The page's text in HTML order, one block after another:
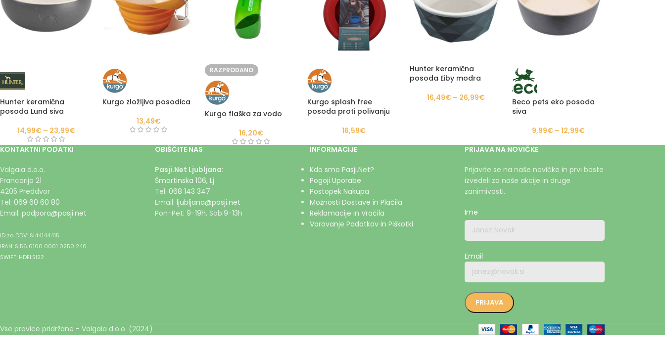
Hunter keramična
posoda Lund siva
14,99€ – 23,99€
Kurgo zložljiva posodica
13,49€
RAZPRODANO
Kurgo flaška za vodo
16,20€
Kurgo splash free
posoda proti polivanju
16,59€
Hunter keramična
posoda Eiby modra
16,49€ – 26,99€
Beco pets eko posoda
siva
9,99€ – 12,99€
KONTAKTNI PODATKI
Valgaia d.o.o.
Francarija 21
4205 Preddvor
Tel: 069 60 60 80
Email: podpora@pasji.net
ID za DDV: SI44144415
IBAN: SI56 6100 0001 0250 240
SWIFT: HDELSI22
OBIŠČITE NAS
Pasji.Net Ljubljana:
Šmartinska 106, Lj
Tel: 068 143 347
Email: ljubljana@pasji.net
Pon-Pet: 9-19h, Sob:9-13h
INFORMACIJE
Kdo smo Pasji.Net?
Pogoji Uporabe
Postopek Nakupa
Možnosti Dostave in Plačila
Reklamacije in Vračila
Varovanje Podatkov in Piškotki
PRIJAVA NA NOVIČKE
Prijavite se na naše novičke in prvi boste
izvedeli za naše akcije in druge
zanimivosti.
Ime
Email
Vse pravice pridržane - Valgaia d.o.o. (2024)